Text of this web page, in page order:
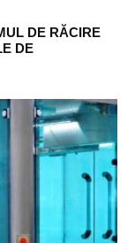
DE RĂCIRE
DE